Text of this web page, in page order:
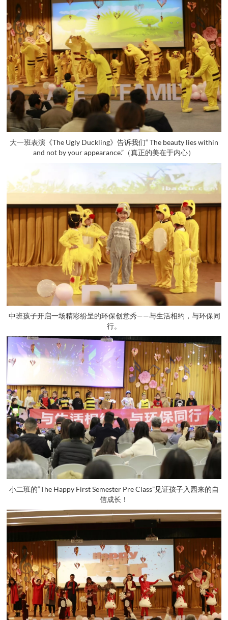
大一班表演《The Ugly Duckling》告诉我们“ The beauty lies within
and not by your appearance.”（真正的美在于内心）
中班孩子开启一场精彩纷呈的环保创意秀——与生活相约，与环保同
行。
小二班的“The Happy First Semester Pre Class”见证孩子入园来的自
信成长！